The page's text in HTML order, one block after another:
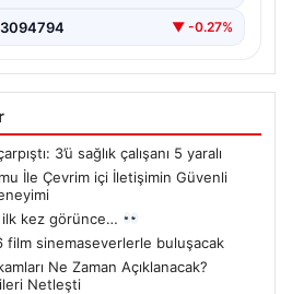
3094794 ▼ -0.27%
3’ü sağlık çalışanı 5 yaralı
İle Çevrim içi İletişimin Güvenli
ilk kez görünce…
film sinemaseverlerle buluşacak
Ne Zaman Açıklanacak?
Netleşti